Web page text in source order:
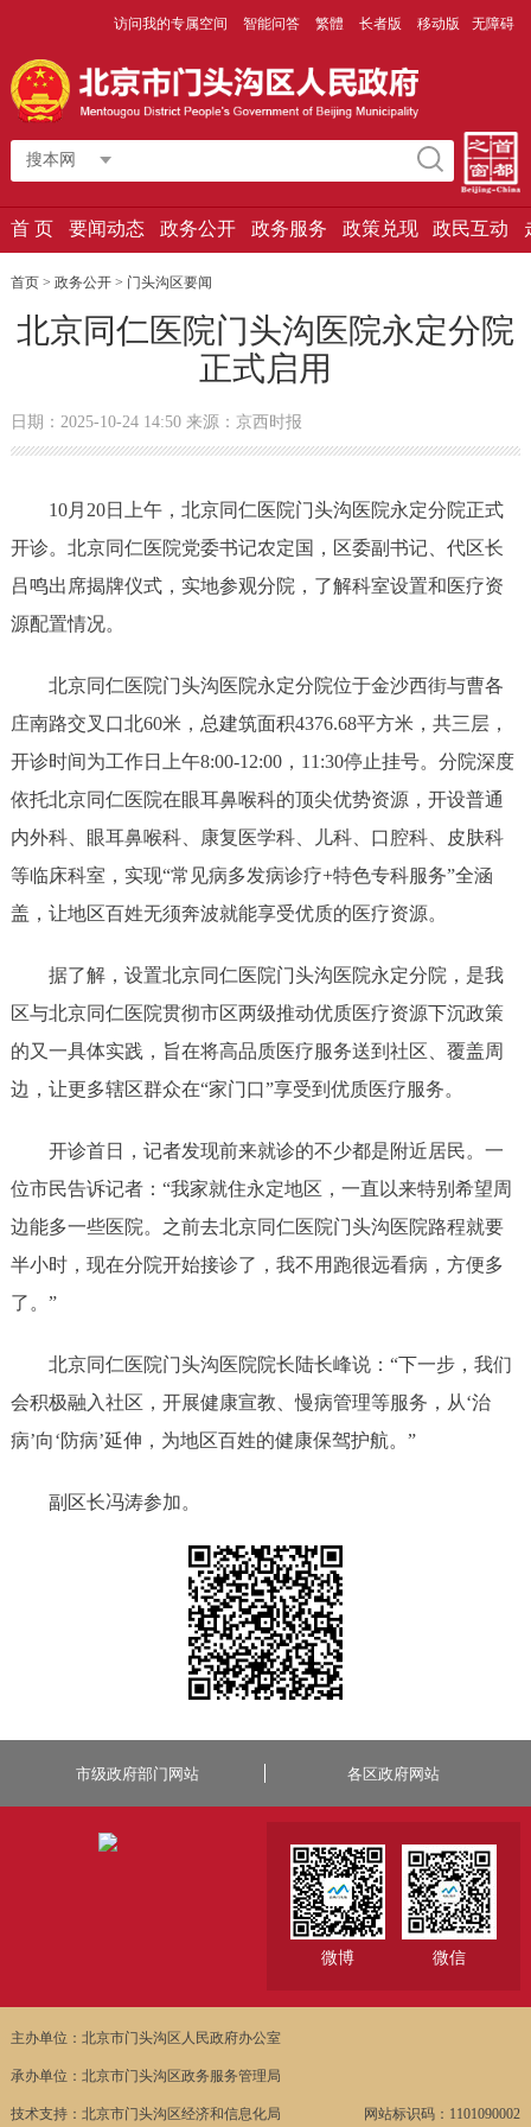
访问我的专属空间 智能问答 繁體 长者版 移动版 无障碍
搜本网
首 页 要闻动态 政务公开 政务服务 政策兑现 政民互动
首页 > 政务公开 > 门头沟区要闻
北京同仁医院门头沟医院永定分院
正式启用
日期：2025-10-24 14:50 来源：京西时报
10月20日上午，北京同仁医院门头沟医院永定分院正式
开诊。北京同仁医院党委书记农定国，区委副书记、代区长
吕鸣出席揭牌仪式，实地参观分院，了解科室设置和医疗资
源配置情况。
北京同仁医院门头沟医院永定分院位于金沙西街与曹各
庄南路交叉口北60米，总建筑面积4376.68平方米，共三层，
开诊时间为工作日上午8:00-12:00，11:30停止挂号。分院深度
依托北京同仁医院在眼耳鼻喉科的顶尖优势资源，开设普通
内外科、眼耳鼻喉科、康复医学科、儿科、口腔科、皮肤科
等临床科室，实现“常见病多发病诊疗+特色专科服务”全涵
盖，让地区百姓无须奔波就能享受优质的医疗资源。
据了解，设置北京同仁医院门头沟医院永定分院，是我
区与北京同仁医院贯彻市区两级推动优质医疗资源下沉政策
的又一具体实践，旨在将高品质医疗服务送到社区、覆盖周
边，让更多辖区群众在“家门口”享受到优质医疗服务。
开诊首日，记者发现前来就诊的不少都是附近居民。一
位市民告诉记者：“我家就住永定地区，一直以来特别希望周
边能多一些医院。之前去北京同仁医院门头沟医院路程就要
半小时，现在分院开始接诊了，我不用跑很远看病，方便多
了。”
北京同仁医院门头沟医院院长陆长峰说：“下一步，我们
会积极融入社区，开展健康宣教、慢病管理等服务，从‘治
病’向‘防病’延伸，为地区百姓的健康保驾护航。”
副区长冯涛参加。
市级政府部门网站 各区政府网站
微博 微信
主办单位：北京市门头沟区人民政府办公室
承办单位：北京市门头沟区政务服务管理局
技术支持：北京市门头沟区经济和信息化局 网站标识码：1101090002